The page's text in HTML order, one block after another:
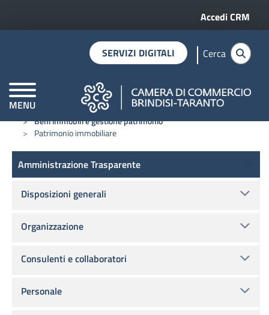
Menu
Accedi CRM
MENU
CAMERE DI COMMERCIO D'ITALIA
SERVIZI DIGITALI Cerca
Home
Amministrazione trasparente
Beni immobili e gestione patrimonio
Patrimonio immobiliare
Amministrazione Trasparente
Amministrazione Trasparente
Disposizioni generali
Organizzazione
Consulenti e collaboratori
Personale